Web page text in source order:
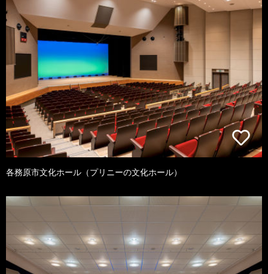
各務原市文化ホール（プリニーの文化ホール）